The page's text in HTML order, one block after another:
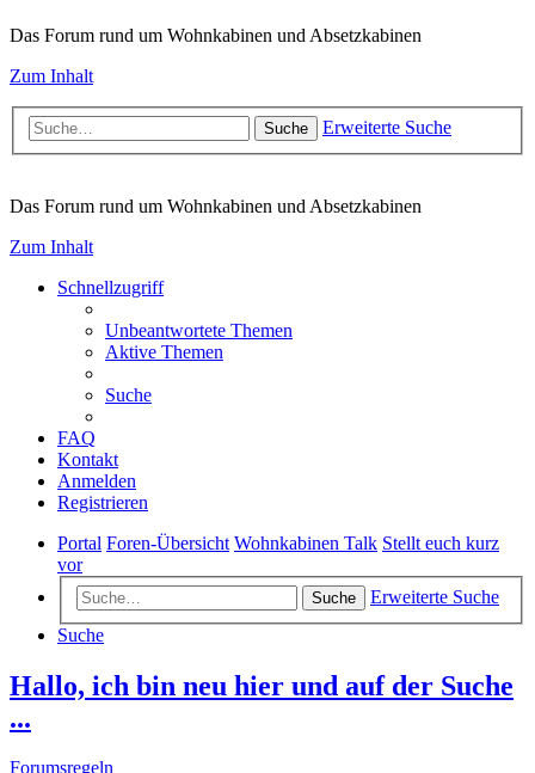
Das Forum rund um Wohnkabinen und Absetzkabinen
Zum Inhalt
Suche Erweiterte Suche
Das Forum rund um Wohnkabinen und Absetzkabinen
Zum Inhalt
Schnellzugriff
Unbeantwortete Themen
Aktive Themen
Suche
FAQ
Kontakt
Anmelden
Registrieren
Portal Foren-Übersicht Wohnkabinen Talk Stellt euch kurz
vor
Suche
Erweiterte Suche
Suche
Hallo, ich bin neu hier und auf der Suche
...
Forumsregeln